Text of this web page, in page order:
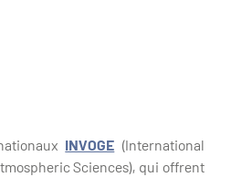
INVOGE (International
Sciences), qui offrent